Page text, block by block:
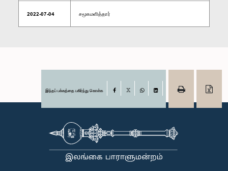
2022-07-04 சமூகமளித்தார்
இந்தப் பக்கத்தை பகிர்ந்து கொள்க Facebook